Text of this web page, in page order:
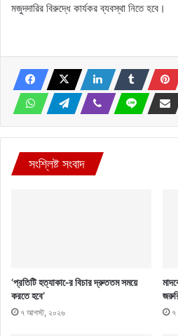
মজুদদারির বিরুদ্ধে কার্যকর ব্যবস্থা নিতে হবে।
সংশ্লিষ্ট সংবাদ
‘প্রতিটি হত্যাকা-ের বিচার দ্রুততম সময়ে
করতে হবে’
৭ আগস্ট, ২০২৬